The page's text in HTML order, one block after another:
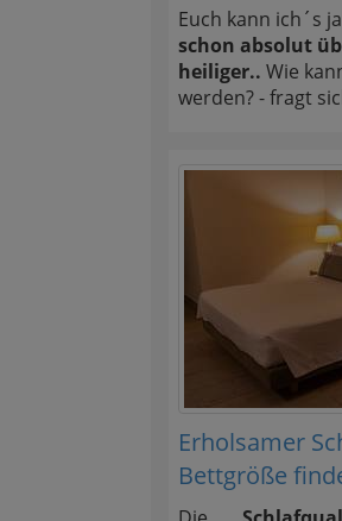
Euch kann ich´s
schon absolut
heiliger.. Wie
werden? - fragt
Erholsamer
Bettgröße